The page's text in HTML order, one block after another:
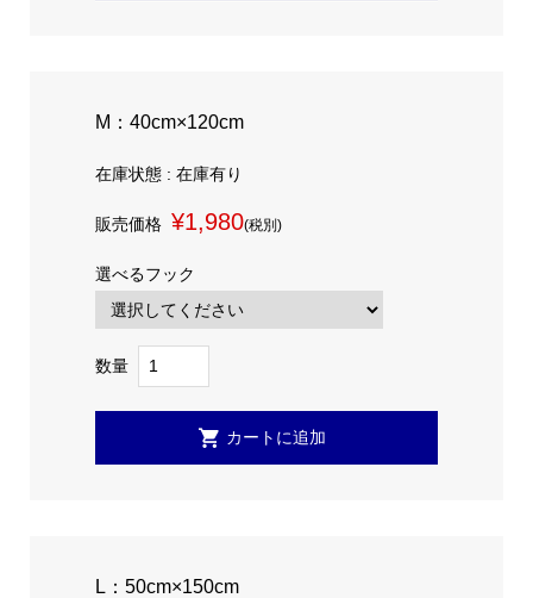
M：40cm×120cm
在庫状態 : 在庫有り
販売価格 ¥1,980(税別)
選べるフック
数量
L：50cm×150cm